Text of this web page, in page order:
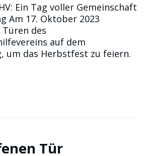
Ein Tag voller Gemeinschaft
Am 17. Oktober 2023
des
auf dem
um das Herbstfest zu feiern.
Tür